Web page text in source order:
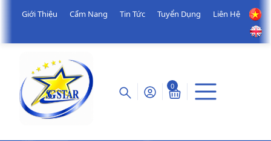
Giới Thiệu Cẩm Nang Tin Tức Tuyển Dụng Liên Hệ
0